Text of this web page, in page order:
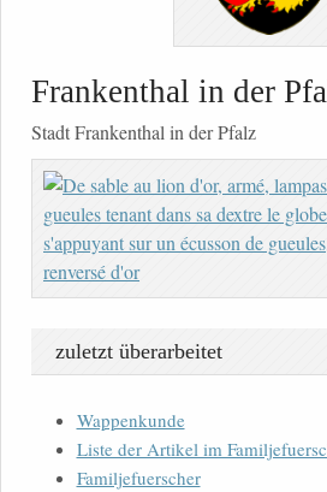
Frankenthal in der
Stadt Frankenthal in der Pfalz
zuletzt überarbeitet
Wappenkunde
Liste der Artikel im
Familjefuerscher